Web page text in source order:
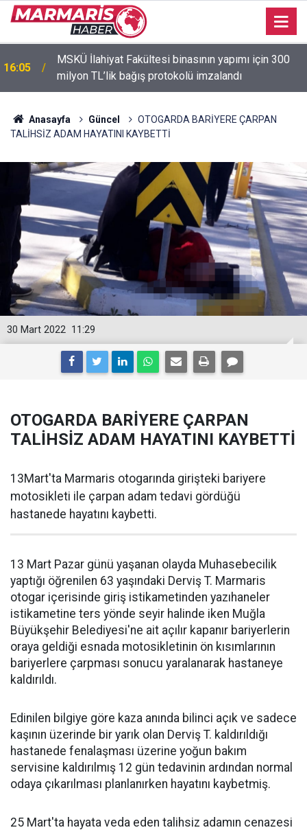
MSKÜ İlahiyat Fakültesi binasının yapımı için 300
milyon TL’lik bağış protokolü imzalandı
15:53 Murat Dalkılıç hem sahnede hem formda
Anasayfa Güncel
OTOGARDA BARİYERE ÇARPAN
TALİHSİZ ADAM HAYATINI KAYBETTİ
11:29
30 Mart 2022
OTOGARDA BARİYERE ÇARPAN
TALİHSİZ ADAM HAYATINI KAYBETTİ
13Mart'ta Marmaris otogarında girişteki bariyere
motosikleti ile çarpan adam tedavi gördüğü
hastanede hayatını kaybetti.
13 Mart Pazar günü yaşanan olayda Muhasebecilik
yaptığı öğrenilen 63 yaşındaki Derviş T. Marmaris
otogar içerisinde giriş istikametinden yazıhaneler
istikametine ters yönde seyir halinde iken Muğla
Büyükşehir Belediyesi'ne ait açılır kapanır bariyerlerin
oraya geldiği esnada motosikletinin ön kısımlarının
bariyerlere çarpması sonucu yaralanarak hastaneye
kaldırıldı.
Edinilen bilgiye göre kaza anında bilinci açık ve sadece
kaşının üzerinde bir yarık olan Derviş T. kaldırıldığı
hastanede fenalaşması üzerine yoğun bakım
servisine kaldırılmış 12 gün tedavinin ardından normal
odaya çıkarılması planlanırken hayatını kaybetmiş.
25 Mart'ta hayata veda eden talihsiz adamın cenazesi